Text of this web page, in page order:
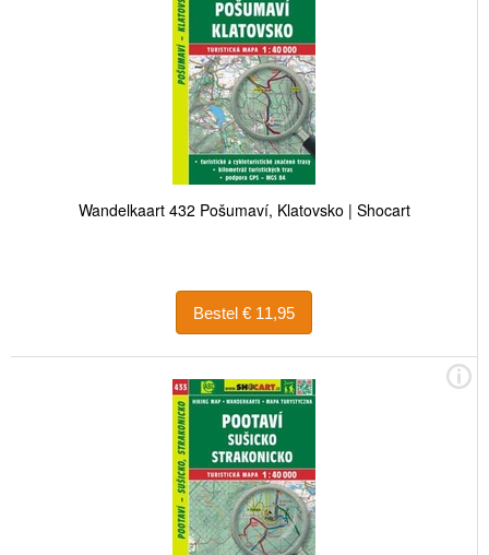
Wandelkaart 432 Pošumaví, Klatovsko | Shocart
Bestel € 11,95